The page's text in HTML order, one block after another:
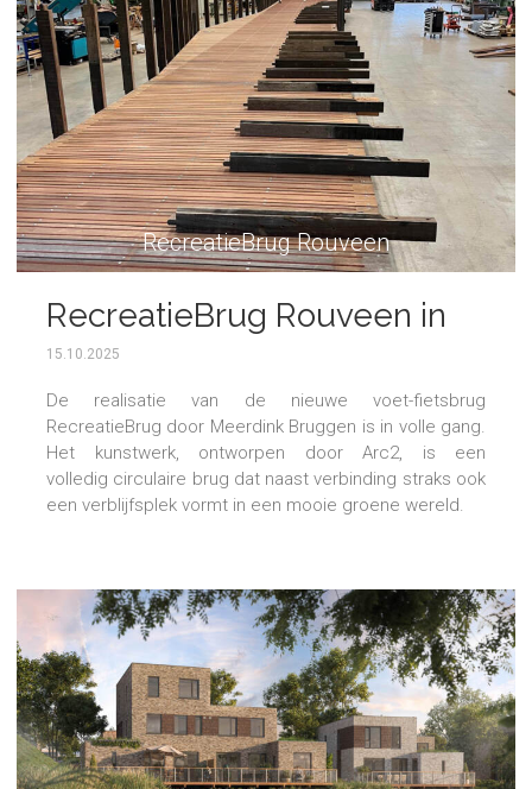
RecreatieBrug Rouveen
RecreatieBrug Rouveen in
uitvoering
15.10.2025
De realisatie van de nieuwe voet-fietsbrug
RecreatieBrug door Meerdink Bruggen is in volle gang.
Het kunstwerk, ontworpen door Arc2, is een
volledig circulaire brug dat naast verbinding straks ook
een verblijfsplek vormt in een mooie groene wereld.